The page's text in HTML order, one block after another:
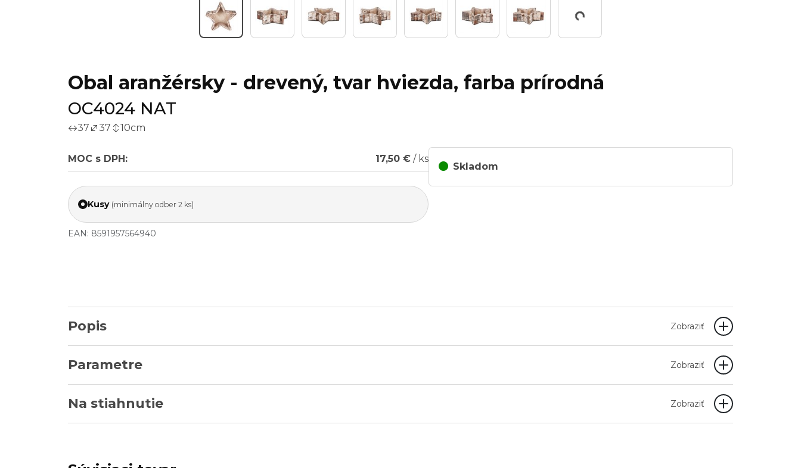
Working...
Obal aranžérsky - drevený, tvar hviezda, farba prírodná
OC4024 NAT
37 37 10cm
MOC s DPH: 17,50 € / ks
Kusy (minimálny odber 2 ks)
EAN: 8591957564940
Skladom
Popis Zobraziť
Parametre Zobraziť
Na stiahnutie Zobraziť